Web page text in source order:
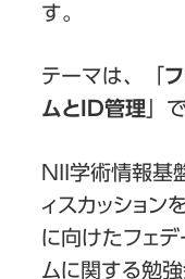
す。
テーマは、「
ムとID管理 」
NII学術情報基
ィスカッション
に向けたフェ
ムに関する勉